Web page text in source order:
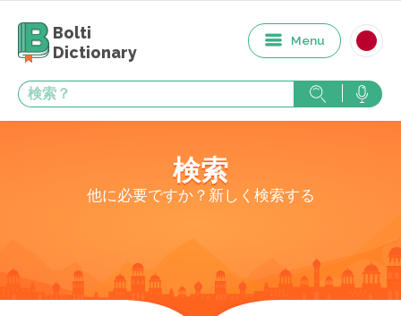
Bolti
Dictionary
Menu
検索
他に必要ですか？新しく検索する